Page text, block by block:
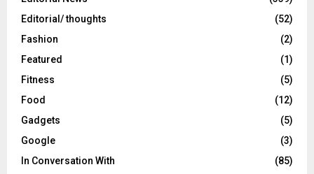
Editorial/ thoughts
(52)
Fashion
(2)
Featured
(1)
Fitness
(5)
Food
(12)
Gadgets
(5)
Google
(3)
In Conversation With
(85)